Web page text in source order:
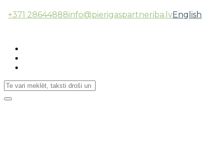
+371 28644888info@pierigaspartneriba.lvEnglish
Toggle